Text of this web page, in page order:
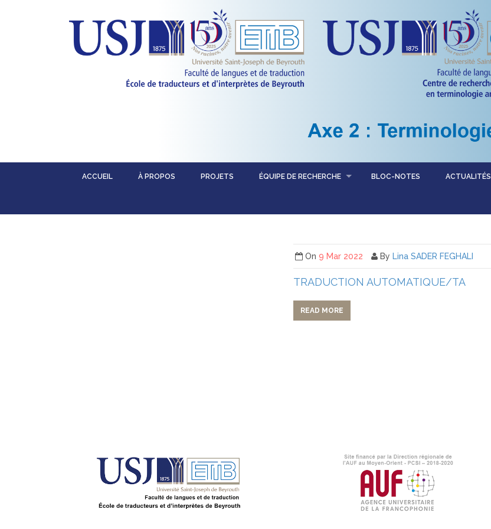
ACCUEIL À PROPOS PROJETS ÉQUIPE DE RECHERCHE BLOC-NOTES ACTUALITÉS
On 9 Mar 2022 By Lina SADER FEGHALI
TRADUCTION AUTOMATIQUE/TA
READ MORE